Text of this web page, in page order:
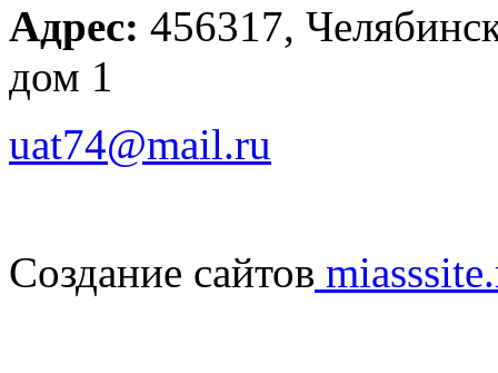
Адрес: 456317,
дом 1
uat74@mail.ru
Создание сайтов